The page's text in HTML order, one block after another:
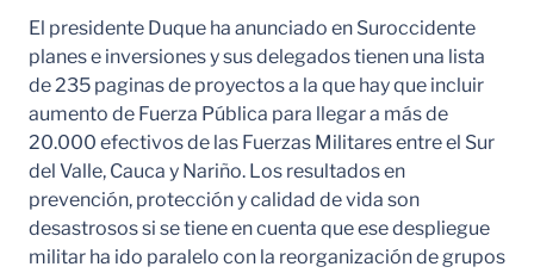
El presidente Duque ha anunciado en Suroccidente
planes e inversiones y sus delegados tienen una lista
de 235 paginas de proyectos a la que hay que incluir
aumento de Fuerza Pública para llegar a más de
20.000 efectivos de las Fuerzas Militares entre el Sur
del Valle, Cauca y Nariño. Los resultados en
prevención, protección y calidad de vida son
desastrosos si se tiene en cuenta que ese despliegue
militar ha ido paralelo con la reorganización de grupos